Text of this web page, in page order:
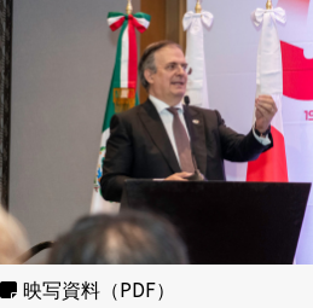
映写資料（PDF）